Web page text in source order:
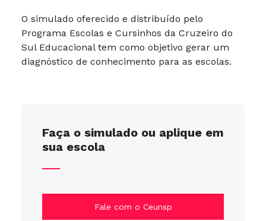
O simulado oferecido e distribuído pelo
Programa Escolas e Cursinhos da Cruzeiro do
Sul Educacional tem como objetivo gerar um
diagnóstico de conhecimento para as escolas.
Faça o simulado ou aplique em
sua escola
Fale com o Ceunsp